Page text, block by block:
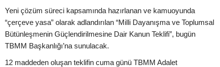
Yeni çözüm süreci kapsamında hazırlanan ve kamuoyunda
“çerçeve yasa” olarak adlandırılan “Milli Dayanışma ve Toplumsal
Bütünleşmenin Güçlendirilmesine Dair Kanun Teklifi”, bugün
TBMM Başkanlığı’na sunulacak.
12 maddeden oluşan teklifin cuma günü TBMM Adalet